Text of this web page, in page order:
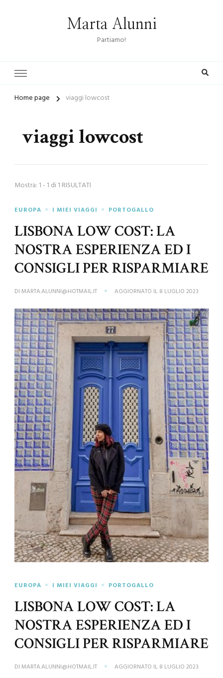
Marta Alunni
Partiamo!
Home page viaggi lowcost
viaggi lowcost
Mostra: 1 - 1 di 1 RISULTATI
EUROPA I MIEI VIAGGI PORTOGALLO
LISBONA LOW COST: LA
NOSTRA ESPERIENZA ED I
CONSIGLI PER RISPARMIARE
DI MARTA.ALUNNI@HOTMAIL.IT AGGIORNATO IL 8 LUGLIO 2023
EUROPA I MIEI VIAGGI PORTOGALLO
LISBONA LOW COST: LA
NOSTRA ESPERIENZA ED I
CONSIGLI PER RISPARMIARE
DI MARTA.ALUNNI@HOTMAIL.IT AGGIORNATO IL 8 LUGLIO 2023